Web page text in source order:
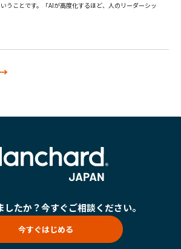
うことです。「AIが高度化するほど、人のリーダーシッ
したか？今すぐご相談ください。
今すぐはじめる